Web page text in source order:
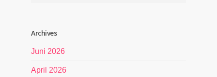
Archives
Juni 2026
April 2026